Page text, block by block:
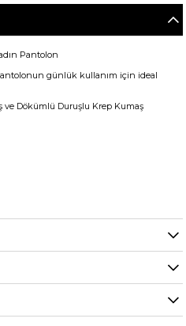
Pantolon
günlük kullanım için ideal
ve Dökümlü Duruşlu Krep Kumaş